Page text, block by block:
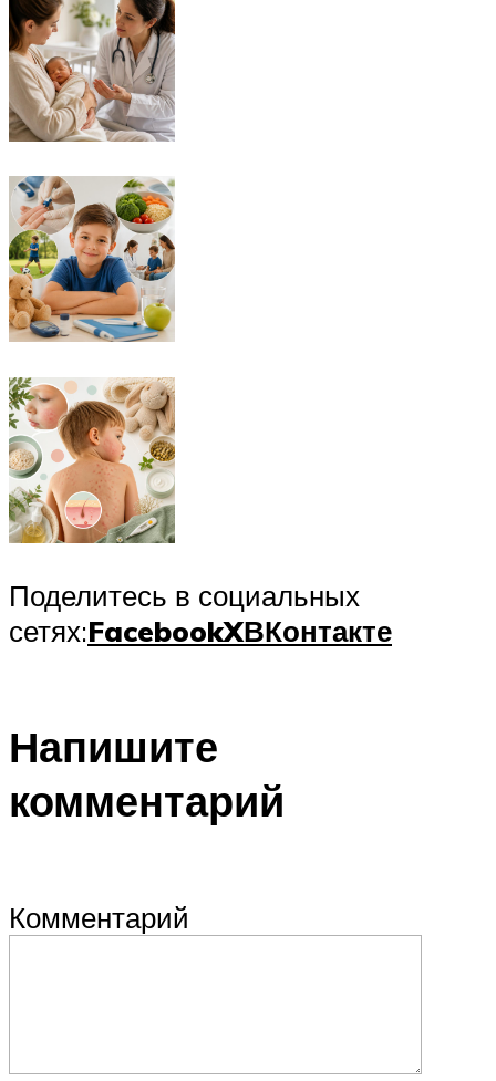
Поделитесь в социальных
сетях:FacebookXВКонтакте
Напишите
комментарий
Комментарий